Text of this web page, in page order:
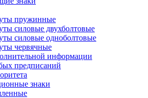
пружинные
силовые двухболтовые
силовые одноболтовые
червячные
информации
предписаний
знаки